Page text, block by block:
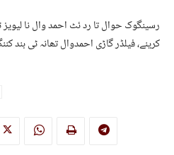
رسینگوک حوال تا رد ئٹ احمد وال نا
کرینے، فیلڈر گاڑی احمدوال تھانہ ٹی بند